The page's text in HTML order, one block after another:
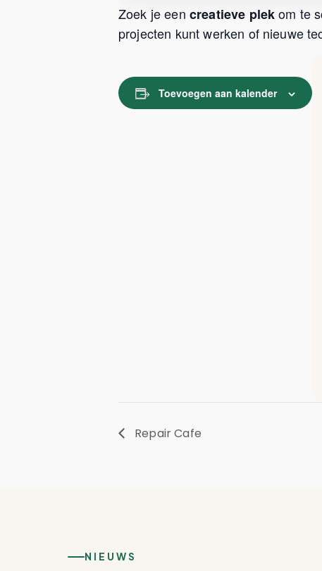
Zoek je een creatieve plekom te
projecten kunt werken of nieuwe
Toevoegen aan kalender
Repair Cafe
NIEUWS